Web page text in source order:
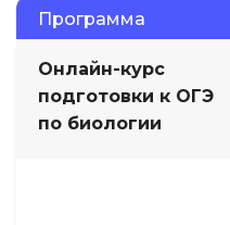
Программа
Онлайн-курс
подготовки к ОГЭ
по биологии